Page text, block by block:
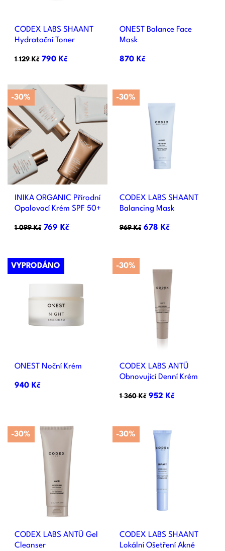
CODEX LABS SHAANT
Hydratační Toner
1 129 Kč 790 Kč
ONEST Balance Face
Mask
870 Kč
INIKA ORGANIC Přírodní
Opalovací Krém SPF 50+
1 099 Kč 769 Kč
-30%
CODEX LABS SHAANT
Balancing Mask
969 Kč 678 Kč
-30%
ONEST Noční Krém
940 Kč
VYPRODÁNO
CODEX LABS ANTÜ
Obnovující Denní Krém
1 360 Kč 952 Kč
-30%
CODEX LABS ANTÜ Gel
Cleanser
-30%
CODEX LABS SHAANT
Lokální Ošetření Akné
-30%